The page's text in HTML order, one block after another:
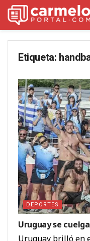
Etiqueta:
DEPORTES
Uruguay se
Uruguay brilló en